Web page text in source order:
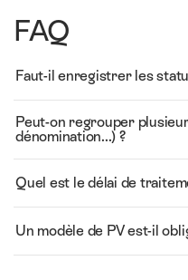
FAQ
Faut-il enregistrer les
Peut-on regrouper
dénomination...) ?
Quel est le délai de
Un modèle de PV est-il